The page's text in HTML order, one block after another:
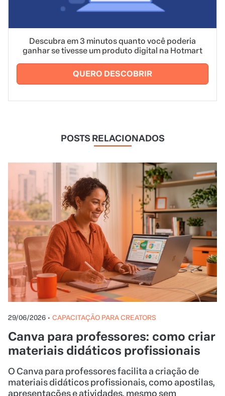
Descubra em 3 minutos quanto você poderia
ganhar se tivesse um produto digital na Hotmart
QUERO DESCOBRIR
POSTS RELACIONADOS
29/06/2026 • CAPACITAÇÃO PARA CREATORS
Canva para professores: como criar
materiais didáticos profissionais
O Canva para professores facilita a criação de
materiais didáticos profissionais, como apostilas,
apresentações e atividades, mesmo sem